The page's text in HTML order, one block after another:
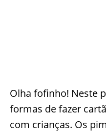
Olha fofinho! Neste
formas de fazer
com crianças. Os